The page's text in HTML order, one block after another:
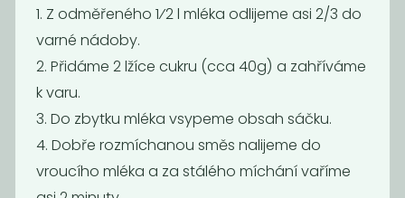
Mouka pšeničná
polohrubá
Žitná mouka
celozrnná
1. Z odměřeného 1⁄2 l mléka odlijeme asi 2/3 do
varné nádoby.
2. Přidáme 2 lžíce cukru (cca 40g) a zahříváme
k varu.
3. Do zbytku mléka vsypeme obsah sáčku.
4. Dobře rozmíchanou směs nalijeme do
vroucího mléka a za stálého míchání vaříme